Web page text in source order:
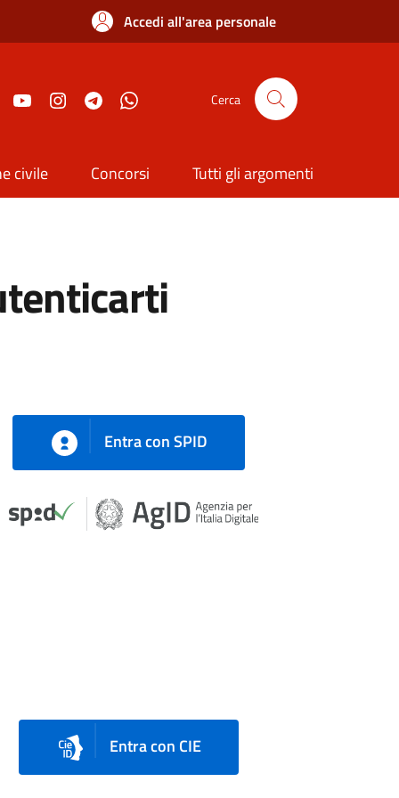
Accedi all'area personale
Cerca
civile Concorsi Tutti gli argomenti
Entra con SPID
Entra con CIE